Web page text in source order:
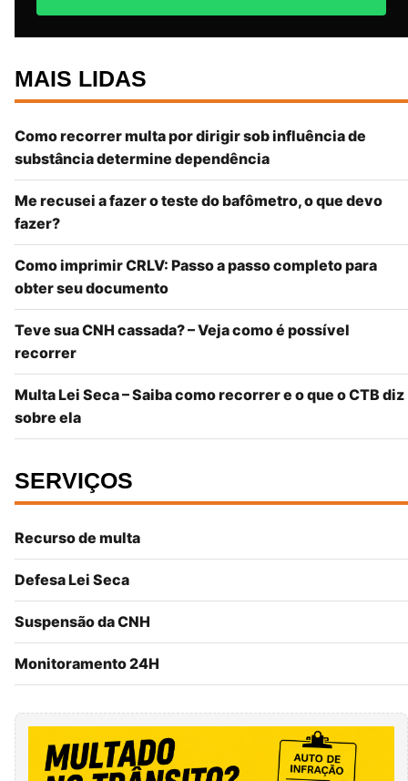
MAIS LIDAS
Como recorrer multa por dirigir sob influência de
substância determine dependência
Me recusei a fazer o teste do bafômetro, o que devo
fazer?
Como imprimir CRLV: Passo a passo completo para
obter seu documento
Teve sua CNH cassada? – Veja como é possível
recorrer
Multa Lei Seca – Saiba como recorrer e o que o CTB diz
sobre ela
SERVIÇOS
Recurso de multa
Defesa Lei Seca
Suspensão da CNH
Monitoramento 24H